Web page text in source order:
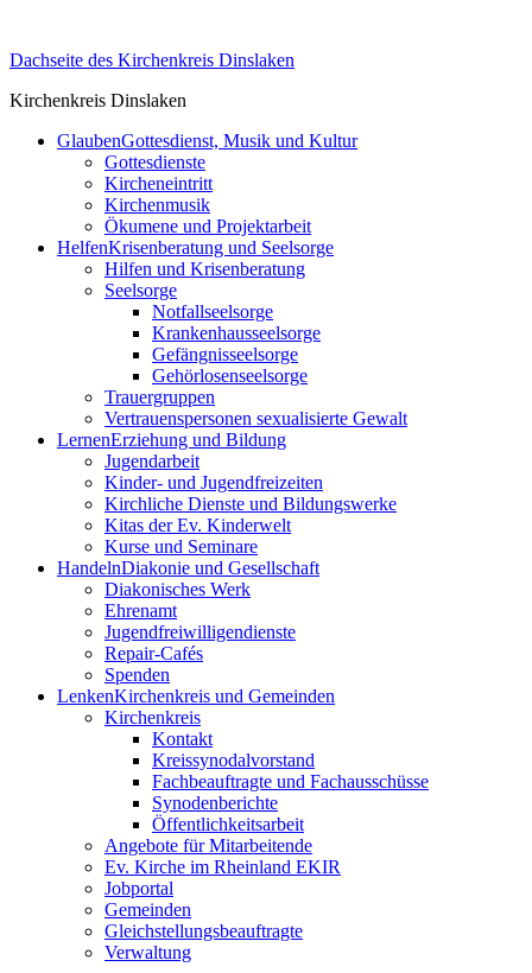
content
Dachseite des Kirchenkreis Dinslaken
Kirchenkreis Dinslaken
GlaubenGottesdienst, Musik und Kultur
Gottesdienste
Kircheneintritt
Kirchenmusik
Ökumene und Projektarbeit
HelfenKrisenberatung und Seelsorge
Hilfen und Krisenberatung
Seelsorge
Notfallseelsorge
Krankenhausseelsorge
Gefängnisseelsorge
Gehörlosenseelsorge
Trauergruppen
Vertrauenspersonen sexualisierte Gewalt
LernenErziehung und Bildung
Jugendarbeit
Kinder- und Jugendfreizeiten
Kirchliche Dienste und Bildungswerke
Kitas der Ev. Kinderwelt
Kurse und Seminare
HandelnDiakonie und Gesellschaft
Diakonisches Werk
Ehrenamt
Jugendfreiwilligendienste
Repair-Cafés
Spenden
LenkenKirchenkreis und Gemeinden
Kirchenkreis
Kontakt
Kreissynodalvorstand
Fachbeauftragte und Fachausschüsse
Synodenberichte
Öffentlichkeitsarbeit
Angebote für Mitarbeitende
Ev. Kirche im Rheinland EKIR
Jobportal
Gemeinden
Gleichstellungs­­­beauftragte
Verwaltung